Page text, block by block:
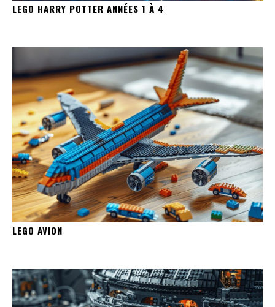
LEGO HARRY POTTER ANNÉES 1 À 4
LEGO AVION